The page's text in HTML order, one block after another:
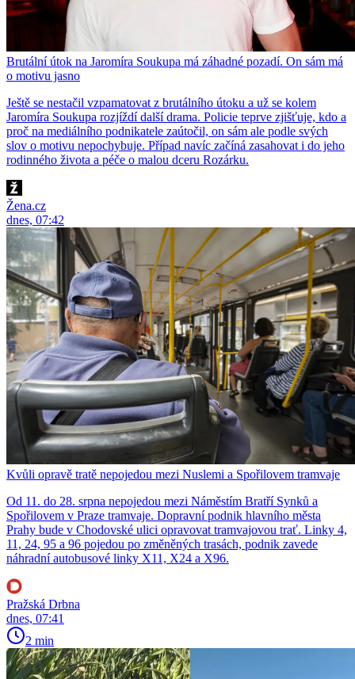
Brutální útok na Jaromíra Soukupa má záhadné pozadí. On sám má
o motivu jasno
Ještě se nestačil vzpamatovat z brutálního útoku a už se kolem
Jaromíra Soukupa rozjíždí další drama. Policie teprve zjišťuje, kdo a
proč na mediálního podnikatele zaútočil, on sám ale podle svých
slov o motivu nepochybuje. Případ navíc začíná zasahovat i do jeho
rodinného života a péče o malou dceru Rozárku.
Žena.cz
dnes, 07:42
Kvůli opravě tratě nepojedou mezi Nuslemi a Spořilovem tramvaje
Od 11. do 28. srpna nepojedou mezi Náměstím Bratří Synků a
Spořilovem v Praze tramvaje. Dopravní podnik hlavního města
Prahy bude v Chodovské ulici opravovat tramvajovou trať. Linky 4,
11, 24, 95 a 96 pojedou po změněných trasách, podnik zavede
náhradní autobusové linky X11, X24 a X96.
Pražská Drbna
dnes, 07:41
2 min